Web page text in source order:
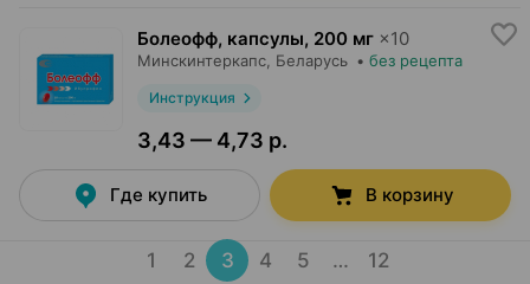
Болеофф, капсулы, 200 мг ×10
Минскинтеркапс , Беларусь • без рецепта
Инструкция
3,43 — 4,73 р.
Где купить В корзину
1 2 3 4 5 … 12